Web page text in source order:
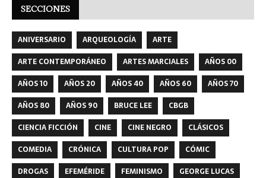
SECCIONES
ANIVERSARIO ARQUEOLOGÍA
ARTE
ARTE CONTEMPORÁNEO
ARTES MARCIALES
AÑOS 00
AÑOS 10
AÑOS 20 AÑOS 40 AÑOS 60
AÑOS 70
AÑOS 80
AÑOS 90 BRUCE LEE
CBGB
CIENCIA FICCIÓN
CINE CINE NEGRO
CLÁSICOS
COMEDIA
CRÓNICA CULTURA POP
CÓMIC
DROGAS
EFEMÉRIDE FEMINISMO
GEORGE LUCAS